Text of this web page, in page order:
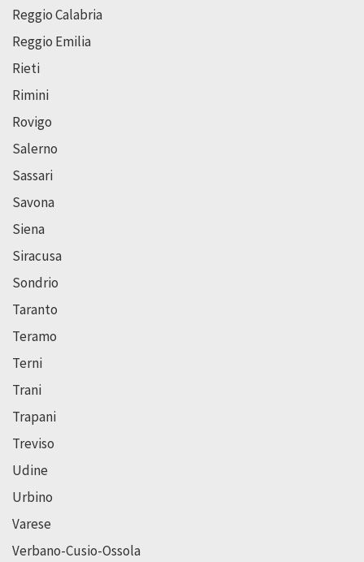
Reggio Calabria
Reggio Emilia
Rieti
Rimini
Rovigo
Salerno
Sassari
Savona
Siena
Siracusa
Sondrio
Taranto
Teramo
Terni
Trani
Trapani
Treviso
Udine
Urbino
Varese
Verbano-Cusio-Ossola